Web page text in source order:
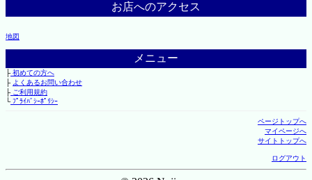
お店へのアクセス
地図
メニュー
├初めての方へ
├ よくあるお問い合わせ
├ご利用規約
└ﾌﾟﾗｲﾊﾞｼｰﾎﾟﾘｼｰ
ページトップへ
マイページへ
サイトトップへ
ログアウト